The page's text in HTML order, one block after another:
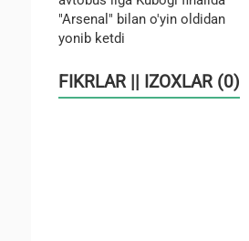
"Arsenal" bilan o'yin oldidan
yonib ketdi
FIKRLAR || IZOXLAR (0)